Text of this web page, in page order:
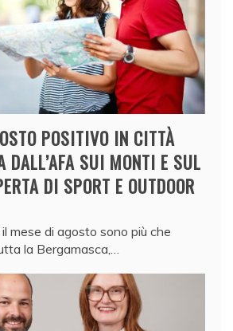
POSITIVO IN CITTÀ
SUI MONTI E SUL
DI SPORT E OUTDOOR
mese di agosto sono più che
la Bergamasca,…